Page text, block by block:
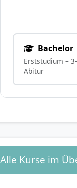
Bachelor
Erststudium –
Abitur
Alle Kurse im